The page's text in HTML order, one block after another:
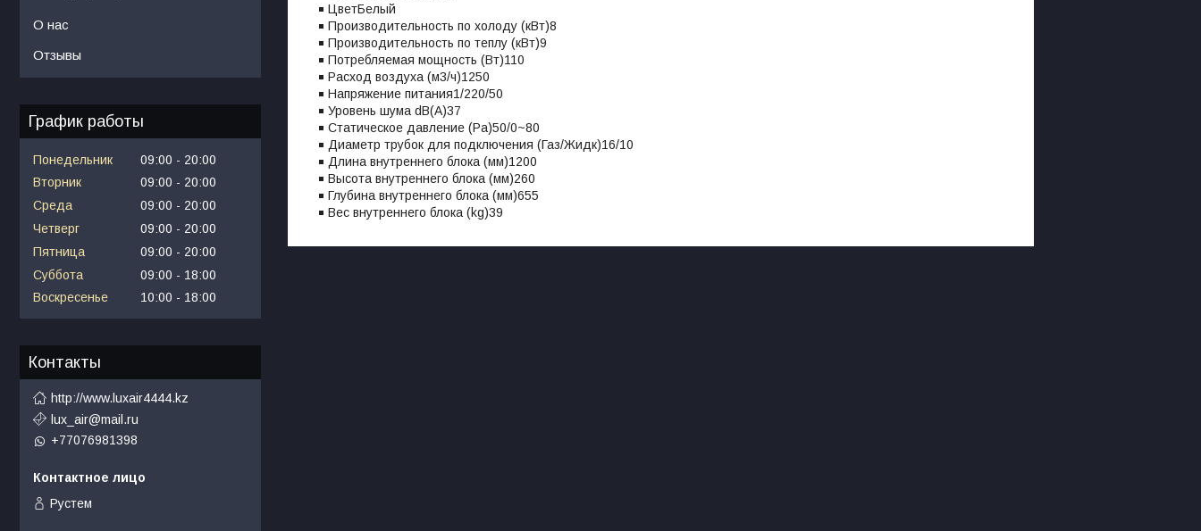
ЦветБелый
Производительность по холоду (кВт)8
Производительность по теплу (кВт)9
Потребляемая мощность (Вт)110
Расход воздуха (м3/ч)1250
Напряжение питания1/220/50
Уровень шума dB(A)37
Статическое давление (Pa)50/0~80
Диаметр трубок для подключения (Газ/Жидк)16/10
Длина внутреннего блока (мм)1200
Высота внутреннего блока (мм)260
Глубина внутреннего блока (мм)655
Вес внутреннего блока (kg)39
О нас
Отзывы
График работы
Понедельник 09:00
20:00
Вторник
09:00
20:00
Среда
09:00
20:00
Четверг
09:00
20:00
Пятница
09:00
20:00
Суббота
09:00
18:00
Воскресенье
10:00 18:00
Контакты
http://www.luxair4444.kz
lux_air@mail.ru
+77076981398
Рустем